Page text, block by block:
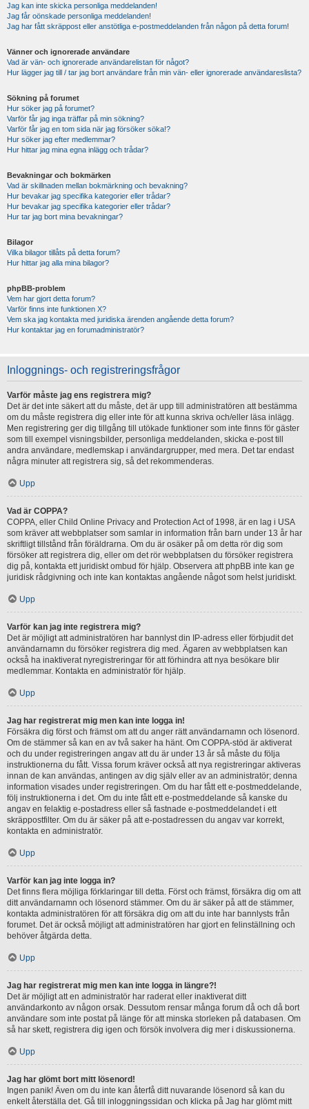
Jag kan inte skicka personliga meddelanden!
Jag får oönskade personliga meddelanden!
Jag har fått skräppost eller anstötliga e-postmeddelanden från någon på detta forum!
Vänner och ignorerade användare
Vad är vän- och ignorerade användarelistan för något?
Hur lägger jag till / tar jag bort användare från min vän- eller ignorerade användareslista?
Sökning på forumet
Hur söker jag på forumet?
Varför får jag inga träffar på min sökning?
Varför får jag en tom sida när jag försöker söka!?
Hur söker jag efter medlemmar?
Hur hittar jag mina egna inlägg och trådar?
Bevakningar och bokmärken
Vad är skillnaden mellan bokmärkning och bevakning?
Hur bevakar jag specifika kategorier eller trådar?
Hur bevakar jag specifika kategorier eller trådar?
Hur tar jag bort mina bevakningar?
Bilagor
Vilka bilagor tillåts på detta forum?
Hur hittar jag alla mina bilagor?
phpBB-problem
Vem har gjort detta forum?
Varför finns inte funktionen X?
Vem ska jag kontakta med juridiska ärenden angående detta forum?
Hur kontaktar jag en forumadministratör?
Inloggnings- och registreringsfrågor
Varför måste jag ens registrera mig?
Det är det inte säkert att du måste, det är upp till administratören att bestämma
om du måste registrera dig eller inte för att kunna skriva och/eller läsa inlägg.
Men registrering ger dig tillgång till utökade funktioner som inte finns för gäster
som till exempel visningsbilder, personliga meddelanden, skicka e-post till
andra användare, medlemskap i användargrupper, med mera. Det tar endast
några minuter att registrera sig, så det rekommenderas.
Upp
Vad är COPPA?
COPPA, eller Child Online Privacy and Protection Act of 1998, är en lag i USA
som kräver att webbplatser som samlar in information från barn under 13 år har
skriftligt tillstånd från föräldrarna. Om du är osäker på om detta rör dig som
försöker att registrera dig, eller om det rör webbplatsen du försöker registrera
dig på, kontakta ett juridiskt ombud för hjälp. Observera att phpBB inte kan ge
juridisk rådgivning och inte kan kontaktas angående något som helst juridiskt.
Upp
Varför kan jag inte registrera mig?
Det är möjligt att administratören har bannlyst din IP-adress eller förbjudit det
användarnamn du försöker registrera dig med. Ägaren av webbplatsen kan
också ha inaktiverat nyregistreringar för att förhindra att nya besökare blir
medlemmar. Kontakta en administratör för hjälp.
Upp
Jag har registrerat mig men kan inte logga in!
Försäkra dig först och främst om att du anger rätt användarnamn och lösenord.
Om de stämmer så kan en av två saker ha hänt. Om COPPA-stöd är aktiverat
och du under registreringen angav att du är under 13 år så måste du följa
instruktionerna du fått. Vissa forum kräver också att nya registreringar aktiveras
innan de kan användas, antingen av dig själv eller av an administratör; denna
information visades under registreringen. Om du har fått ett e-postmeddelande,
följ instruktionerna i det. Om du inte fått ett e-postmeddelande så kanske du
angav en felaktig e-postadress eller så fastnade e-postmeddelandet i ett
skräppostfilter. Om du är säker på att e-postadressen du angav var korrekt,
kontakta en administratör.
Upp
Varför kan jag inte logga in?
Det finns flera möjliga förklaringar till detta. Först och främst, försäkra dig om att
ditt användarnamn och lösenord stämmer. Om du är säker på att de stämmer,
kontakta administratören för att försäkra dig om att du inte har bannlysts från
forumet. Det är också möjligt att administratören har gjort en felinställning och
behöver åtgärda detta.
Upp
Jag har registrerat mig men kan inte logga in längre?!
Det är möjligt att en administratör har raderat eller inaktiverat ditt
användarkonto av någon orsak. Dessutom rensar många forum då och då bort
användare som inte postat på länge för att minska storleken på databasen. Om
så har skett, registrera dig igen och försök involvera dig mer i diskussionerna.
Upp
Jag har glömt bort mitt lösenord!
Ingen panik! Även om du inte kan återfå ditt nuvarande lösenord så kan du
enkelt återställa det. Gå till inloggningssidan och klicka på Jag har glömt mitt